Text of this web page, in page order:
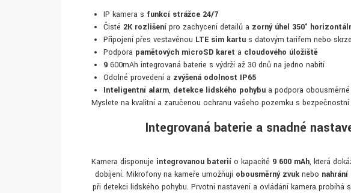
IP kamera s funkcí strážce 24/7
Čisté 2K rozlišení pro zachycení detailů a zorný úhel 350°
Připojení přes vestavěnou LTE sim kartu s datovým tarifem nebo skrze
Podpora paměťových microSD karet a cloudového úložiště
9 600mAh integrovaná baterie s výdrží až 30 dnů na jedno nabití
Odolné provedení a zvýšená odolnost IP65
Inteligentní alarm, detekce lidského pohybu a podpora
Myslete na kvalitní a zaručenou ochranu vašeho pozemku s bezpečnostní
Integrovaná baterie a snadné
Kamera disponuje integrovanou baterií o kapacitě 9 600 mAh, která
dobíjení. Mikrofony na kameře umožňují obousměrný zvuk nebo
při detekci lidského pohybu. Prvotní nastavení a ovládání kamera probíhá